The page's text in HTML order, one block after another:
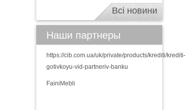
Всі новини
Наши партнеры
https://cib.com.ua/uk/private/products/krediti/krediti-
gotivkoyu-vid-partneriv-banku
FainiMebli